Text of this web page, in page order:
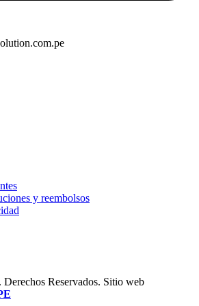
y reembolsos
Reservados. Sitio web